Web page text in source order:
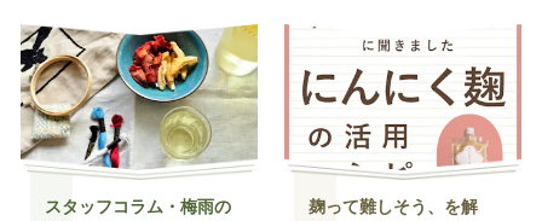
スタッフコラム・梅雨の 麹って難しそう、を解